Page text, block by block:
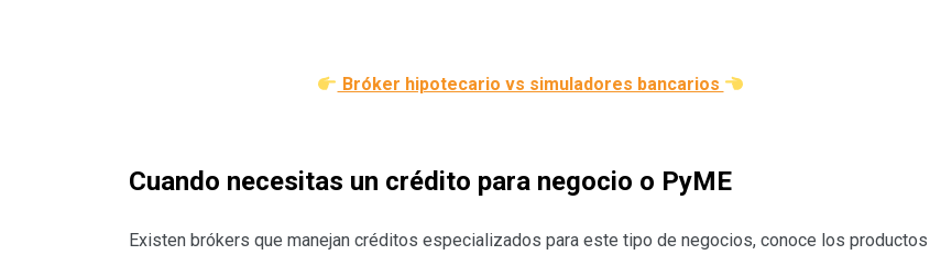
Bróker hipotecario vs simuladores bancarios
Cuando necesitas un crédito para negocio o PyME
Existen brókers que manejan créditos especializados para este tipo de negocios, conoce los productos